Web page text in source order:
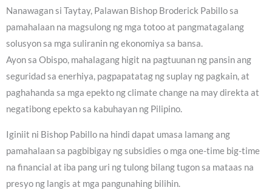
Nanawagan si Taytay, Palawan Bishop Broderick Pabillo sa
pamahalaan na magsulong ng mga totoo at pangmatagalang
solusyon sa mga suliranin ng ekonomiya sa bansa.
Ayon sa Obispo, mahalagang higit na pagtuunan ng pansin ang
seguridad sa enerhiya, pagpapatatag ng suplay ng pagkain, at
paghahanda sa mga epekto ng climate change na may direkta at
negatibong epekto sa kabuhayan ng Pilipino.
Iginiit ni Bishop Pabillo na hindi dapat umasa lamang ang
pamahalaan sa pagbibigay ng subsidies o mga one-time big-time
na financial at iba pang uri ng tulong bilang tugon sa mataas na
presyo ng langis at mga pangunahing bilihin.